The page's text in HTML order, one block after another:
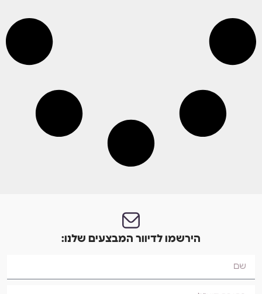
הירשמו לדיוור המבצעים שלנו: